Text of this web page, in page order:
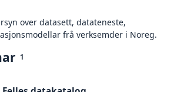
over datasett, datateneste,
frå verksemder i Noreg.
1